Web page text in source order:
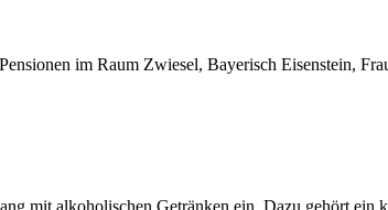
im Raum Zwiesel, Bayerisch Eisenstein,
mit alkoholischen Getränken ein. Dazu gehört ein